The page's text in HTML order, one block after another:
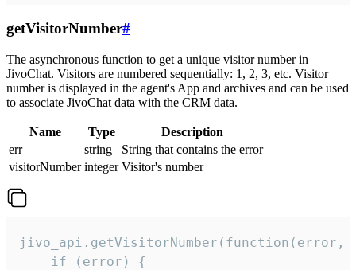
getVisitorNumber#
The asynchronous function to get a unique visitor number in
JivoChat. Visitors are numbered sequentially: 1, 2, 3, etc. Visitor
number is displayed in the agent's App and archives and can be used
to associate JivoChat data with the CRM data.
Name Type
Description
err
string
String that contains the error
visitorNumber integer Visitor's number
jivo_api.getVisitorNumber(function(error,
    if (error) {